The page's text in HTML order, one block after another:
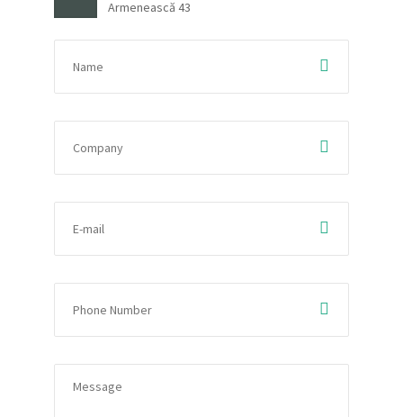
Armenească 43